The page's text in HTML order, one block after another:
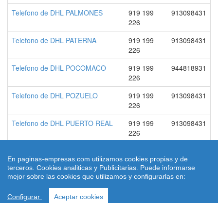
Telefono de DHL PALMONES
919 199
226
913098431
Telefono de DHL PATERNA
919 199
226
913098431
Telefono de DHL POCOMACO
919 199
226
944818931
Telefono de DHL POZUELO
919 199
226
913098431
Telefono de DHL PUERTO REAL
919 199
226
913098431
© 2026 paginas-empresas.com
Cookies
En paginas-empresas.com utilizamos cookies propias y de
terceros. Cookies analiticas y Publicitarias. Puede informarse
mejor sobre las cookies que utilizamos y configurarlas en:
Configurar Aceptar cookies